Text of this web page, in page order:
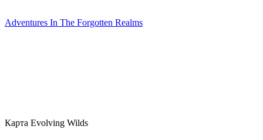
Adventures In The Forgotten Realms
Карта Evolving Wilds